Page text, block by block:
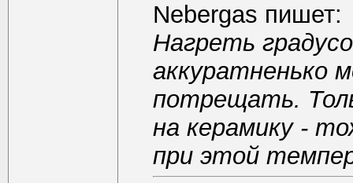
Nebergas пишет:
Нагреть
аккуратненько
потрещать.
на керамику -
при этой